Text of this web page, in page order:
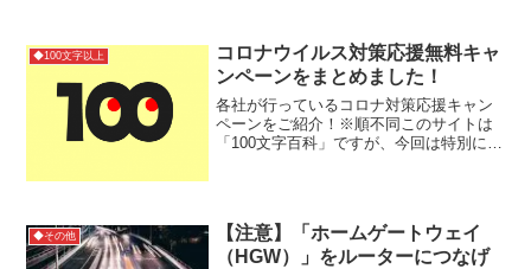
◆100文字以上
コロナウイルス対策応援無料キャ
ンペーンをまとめました！
各社が行っているコロナ対策応援キャン
ペーンをご紹介！※順不同このサイトは
「100文字百科」ですが、今回は特別に
エヴァンゲ...
◆その他
【注意】「ホームゲートウェイ
（HGW）」をルーターにつなげ